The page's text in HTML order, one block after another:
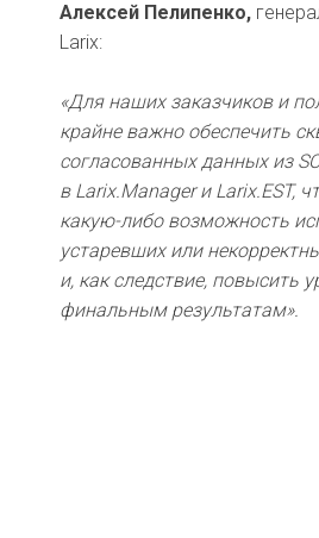
Алексей Пелипенко,
Larix:
«Для наших заказчиков и
крайне важно обеспечить
согласованных данных из
в Larix.Manager и Larix.EST,
какую-либо возможность
устаревших или
и, как следствие, повысить
финальным результатам».